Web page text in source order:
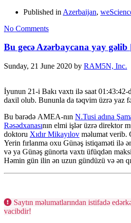
Published in Azerbaijan,
No Comments
Bu gecə Azərbaycana yay
Sunday, 21 June 2020 by RAM5N, Inc.
İyunun 21-i Bakı vaxtı ilə saat
daxil olub. Bununla da təqvim üzrə yaz
Bu barədə AMEA-nın N.Tusi adına
Rəsədxanasının elmi işlər üzrə direktor
doktoru Xıdır Mikayılov məlumat verib.
Yerin fırlanma oxu Günəş istiqaməti ilə
və ya Günəş günorta vaxtı üfüqdən
Həmin gün ilin ən uzun gündüzü və ən
Saytın məlumatlarından istifadə
vacibdir!